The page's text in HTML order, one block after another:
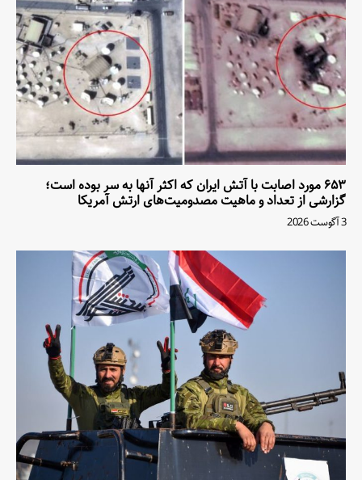
۶۵۳ مورد اصابت با آتش ایران که اکثر آنها به سر بوده است؛
گزارشی از تعداد و ماهیت مصدومیت‌های ارتش آمریکا
3 آگوست 2026